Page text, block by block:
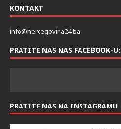
KONTAKT
info@hercegovina24.ba
PRATITE NAS NAS FACEBOOK-U:
PRATITE NAS NA INSTAGRAMU